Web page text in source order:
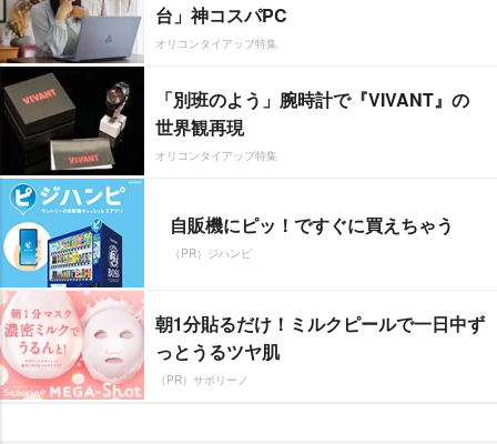
台」神コスパPC
オリコンタイアップ特集
「別班のよう」腕時計で『VIVANT』の
世界観再現
オリコンタイアップ特集
自販機にピッ！ですぐに買えちゃう
（PR）ジハンピ
朝1分貼るだけ！ミルクピールで一日中ず
っとうるツヤ肌
（PR）サボリーノ